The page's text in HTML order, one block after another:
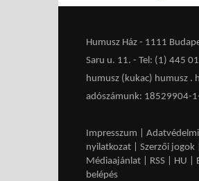
Humusz Ház - 1111
Saru u. 11. - Tel: (1) 445
humusz (kukac) humusz .
adószámunk: 18529904-
Impresszum
Adatvédelmi
nyilatkozat
Szerzői jogok
Médiaajánlat
RSS HU
belépés